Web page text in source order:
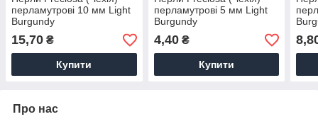
перламутрові 10 мм Light
Burgundy
15,70 ₴
Купити
перламутрові 5 мм Light
Burgundy
4,40₴
Купити
Про нас